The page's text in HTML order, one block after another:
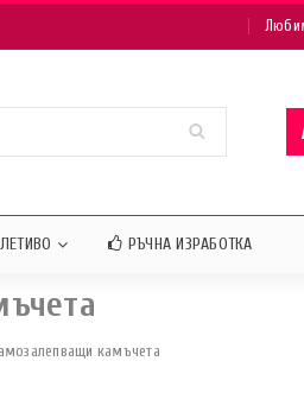
РЪЧНА ИЗРАБОТКА
камъчета